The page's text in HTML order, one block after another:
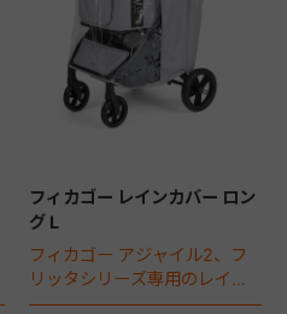
フィカゴー レインカバー ロン
グ L
フィカゴー アジャイル2、フ
リッタシリーズ専用のレイン
カバー。雨の日のお出かけも